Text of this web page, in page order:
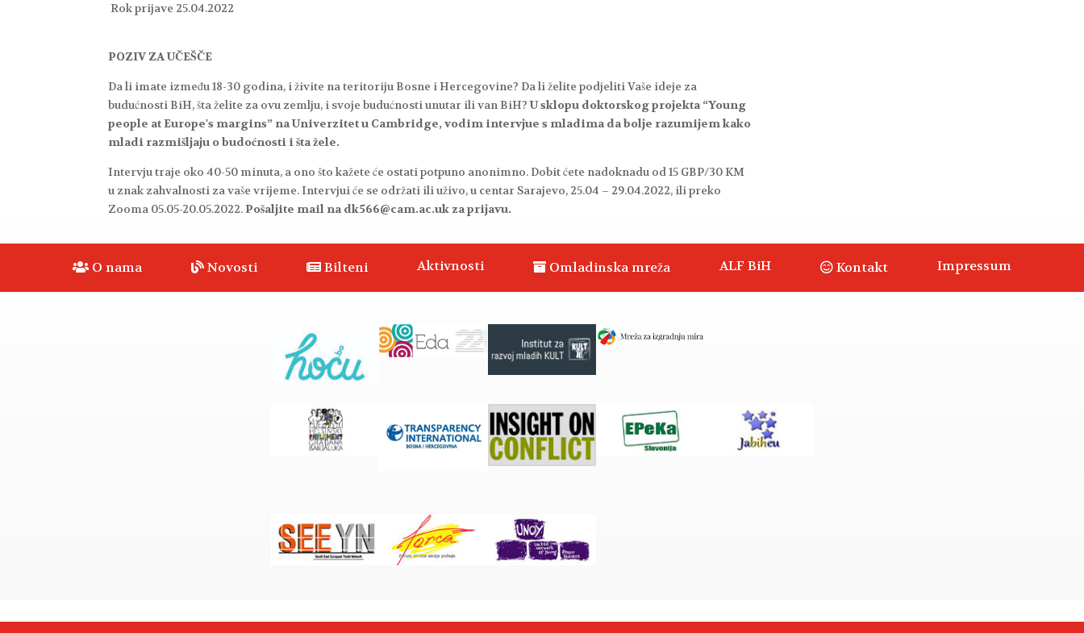
Rok prijave 25.04.2022
POZIV ZA UČEŠČE
Da li imate između 18-30 godina, i živite na teritoriju Bosne i Hercegovine? Da li želite podjeliti Vaše ideje za
budućnosti BiH, šta želite za ovu zemlju, i svoje budućnosti unutar ili van BiH?U sklopu doktorskog projekta “Young
people at Europe's margins” na Univerzitet u Cambridge, vodim intervjue s mladima da bolje razumijem kako
mladi razmišljaju o budoćnosti i šta žele.
Intervju traje oko 40-50 minuta, a ono što kažete će ostati potpuno anonimno. Dobit ćete nadoknadu od 15 GBP/30 KM
u znak zahvalnosti za vaše vrijeme. Intervjui će se održati ili uživo, u centar Sarajevo, 25.04 – 29.04.2022, ili preko
Zooma 05.05-20.05.2022.Pošaljite mail na dk566@cam.ac.uk za prijavu.
O nama Novosti Bilteni Aktivnosti Omladinska mreža ALF BiH Kontakt Impressum